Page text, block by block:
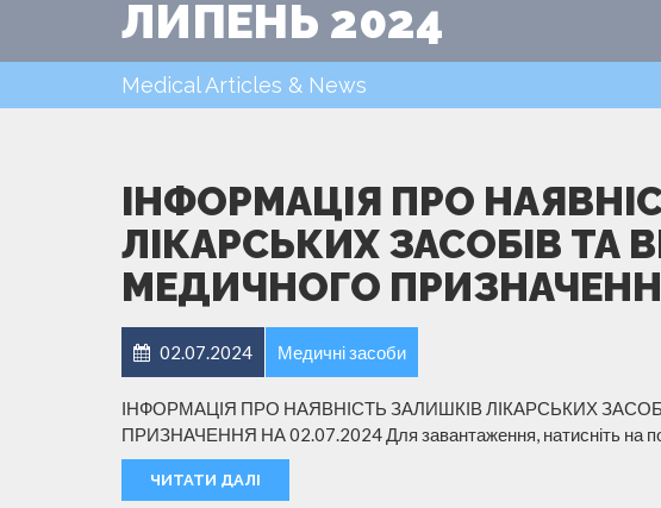
ЛИПЕНЬ 2024
Medical Articles & News
ІНФОРМАЦІЯ ПРО
ЛІКАРСЬКИХ ЗАСОБІВ ТА
МЕДИЧНОГО
02.07.2024 Медичні засоби
ІНФОРМАЦІЯ ПРО НАЯВНІСТЬ ЗАЛИШКІВ ЛІКАРСЬКИХ
ПРИЗНАЧЕННЯ НА 02.07.2024 Для завантаження, натисніть на
ЧИТАТИ ДАЛІ